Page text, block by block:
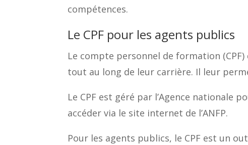
compétences.
Le CPF pour les agents publics
Le compte personnel de formation
tout au long de leur carrière. Il leur
Le CPF est géré par l’Agence nationale
accéder via le site internet de l’ANFP.
Pour les agents publics, le CPF est un